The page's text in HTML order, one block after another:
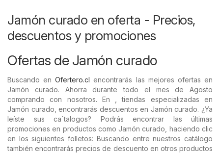
Jamón curado en oferta - Precios,
descuentos y promociones
Ofertas de Jamón curado
Buscando enOfertero.cl encontrarás las mejores ofertas en
Jamón curado. Ahorra durante todo el mes de Agosto
comprando con nosotros. En , tiendas especializadas en
Jamón curado, encontrarás descuentos en Jamón curado. ¿Ya
leíste sus ca´talogos? Podrás encontrar las últimas
promociones en productos como Jamón curado, haciendo clic
en los siguientes folletos: Buscando entre nuestros catálogo
también encontrarás precios de descuento en otros productos